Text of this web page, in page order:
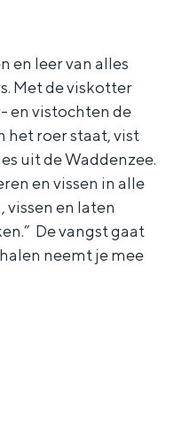
en leer van alles
Met de viskotter
en vistochten de
het roer staat, vist
uit de Waddenzee.
en vissen in alle
vissen en laten
De vangst gaat
neemt je mee